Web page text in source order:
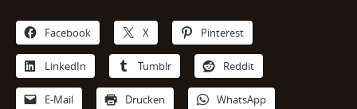
Facebook X Pinterest
LinkedIn Tumblr Reddit
E-Mail Drucken WhatsApp